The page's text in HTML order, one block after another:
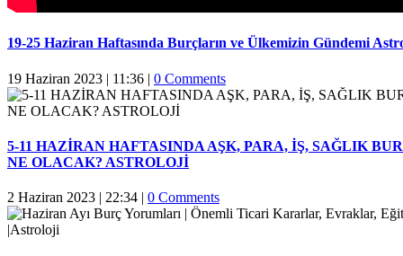
19-25 Haziran Haftasında Burçların ve Ülkemizin Gündemi
19 Haziran 2023 | 11:36 | 0 Comments
5-11 HAZİRAN HAFTASINDA AŞK, PARA, İŞ, SAĞLIK
NE OLACAK? ASTROLOJİ
2 Haziran 2023 | 22:34 | 0 Comments